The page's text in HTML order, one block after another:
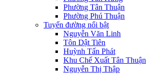
Phường Tân Thuận
Phường Phú Thuận
Tuyến đường nổi bật
Nguyễn Văn Linh
Tôn Dật Tiên
Huỳnh Tấn Phát
Khu Chế Xuất Tân Thuận
Nguyễn Thị Thập